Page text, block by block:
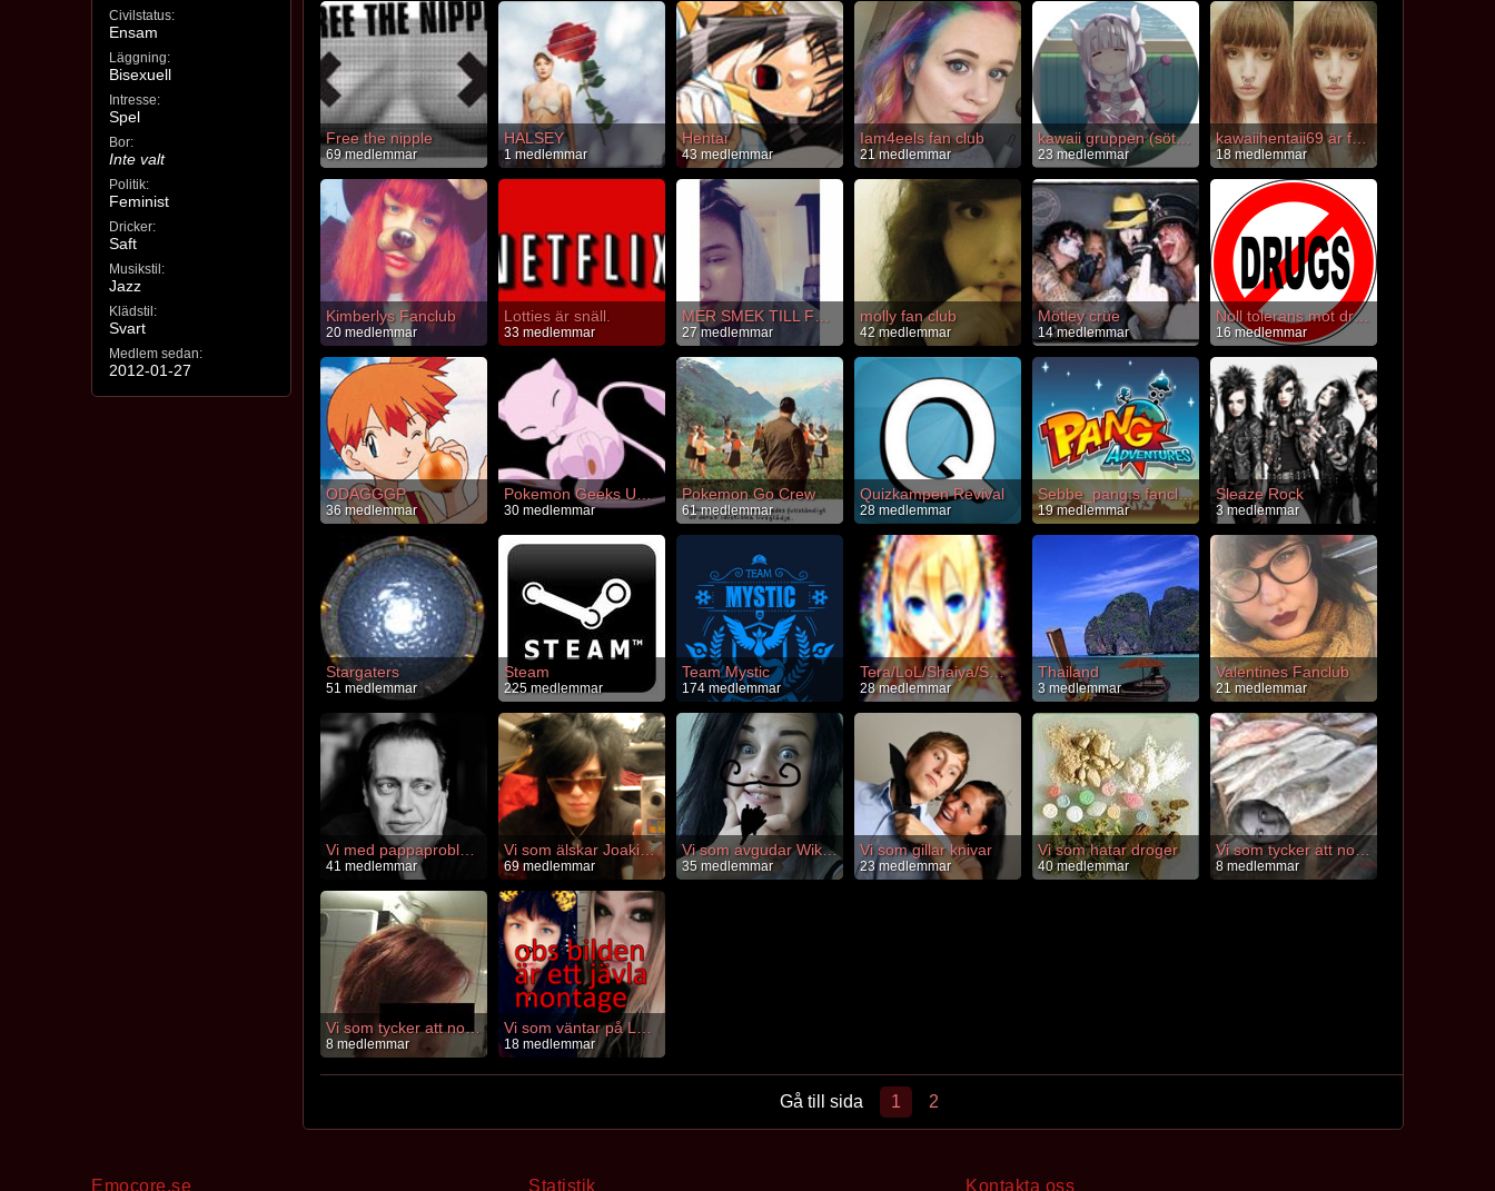
Civilstatus:
Ensam
Läggning:
Bisexuell
Intresse:
Spel
Bor:
Inte valt
Politik:
Feminist
Dricker:
Saft
Musikstil:
Jazz
Klädstil:
Svart
Medlem sedan:
2012-01-27
Free the nipple
69 medlemmar
HALSEY
1 medlemmar
Hentai
43 medlemmar
Iam4eels fan club
21 medlemmar
kawaii gruppen (söta pojkar)
23 medlemmar 18 medlemmar
Kimberlys Fanclub
20 medlemmar
Lotties är snäll.
33 medlemmar
MER SMEK TILL FOLKET
27 medlemmar
molly fan club
42 medlemmar
Mötley crüe
14 medlemmar
Noll tolerans mot droger
16 medlemmar
ODAGGGP
36 medlemmar 30 medlemmar
Pokemon Go Crew
61 medlemmar
Quizkampen Revival
28 medlemmar
Sebbe_pang:s fanclub
19 medlemmar
Sleaze Rock
3 medlemmar
Stargaters
51 medlemmar
Steam
225 medlemmar
Team Mystic
174 medlemmar
Tera/LoL/Shaiya/Smite/Anime/Manga
28 medlemmar
Thailand
3 medlemmar
Valentines Fanclub
21 medlemmar
41 medlemmar
Vi som älskar Joakim och c.o
69 medlemmar
Vi som avgudar Wikipedia
35 medlemmar
Vi som gillar knivar
23 medlemmar
Vi som hatar droger
40 medlemmar
Vi som tycker att nona är en fisk
8 medlemmar
8 medlemmar
Vi som väntar på Lotterly pics
18 medlemmar
Gå till sida 1 2
Emocore.se Statistik Kontakta oss